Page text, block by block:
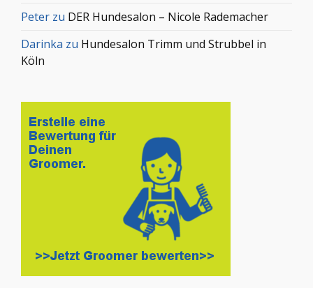
Peter zu DER Hundesalon – Nicole Rademacher
Darinka zu Hundesalon Trimm und Strubbel in
Köln